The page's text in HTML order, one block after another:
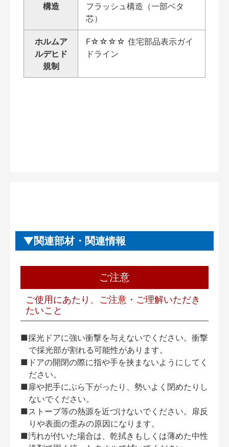
構造
フラッシュ構造（一部ベタ
芯）
ホルムア
ルデヒド
規制
F☆☆☆☆ 住宅部品表示ガイ
ドライン
関連部材・関連情報
ご注意
ご使用にあたり、ご注意・ご理解いただき
たいこと
■採光ドアに強い衝撃を与えないでください。衝撃
で採光部が割れる可能性があります。
■ドアの開閉の際に指や手を挟まないようにしてく
ださい。
■扉や把手にぶら下がったり、勢いよく閉めたりし
ないでください。
■ストーブ等の熱源を近づけないでください。扉反
りや表面の歪みの原因になります。
■汚れが付いた場合は、乾拭きもしくは薄めた中性